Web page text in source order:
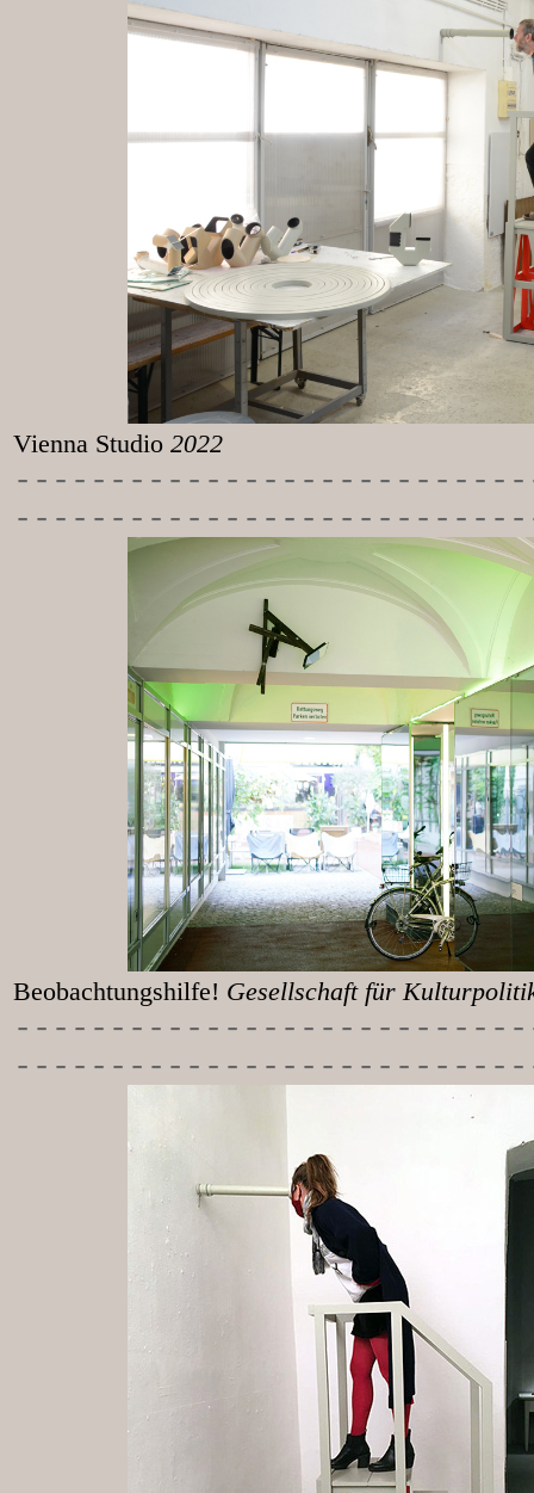
Vienna Studio 2022
-----------
Beobachtungshilfe! Gesellschaft für
-----------